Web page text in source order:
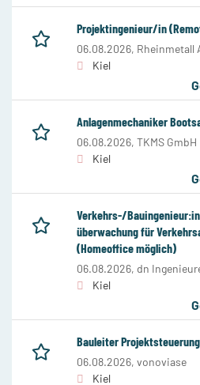
Projektingenieur/in
06.08.2026, Rheinmetall
Kiel
Anlagenmechaniker
06.08.2026, TKMS GmbH
Kiel
Verkehrs-/
überwachung für
(Homeoffice möglich)
06.08.2026, dn
Kiel
Bauleiter
06.08.2026, vonoviase
Kiel